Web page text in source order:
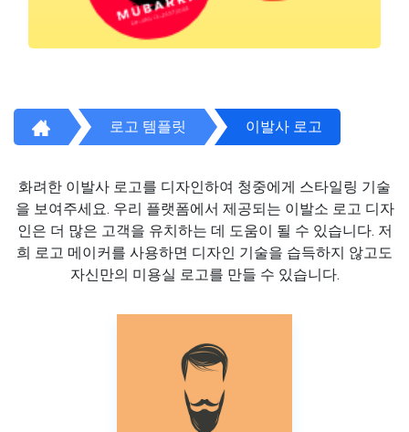
로고 템플릿 이발사 로고
화려한 이발사 로고를 디자인하여 청중에게 스타일링 기술
을 보여주세요. 우리 플랫폼에서 제공되는 이발소 로고 디자
인은 더 많은 고객을 유치하는 데 도움이 될 수 있습니다. 저
희 로고 메이커를 사용하면 디자인 기술을 습득하지 않고도
자신만의 미용실 로고를 만들 수 있습니다.